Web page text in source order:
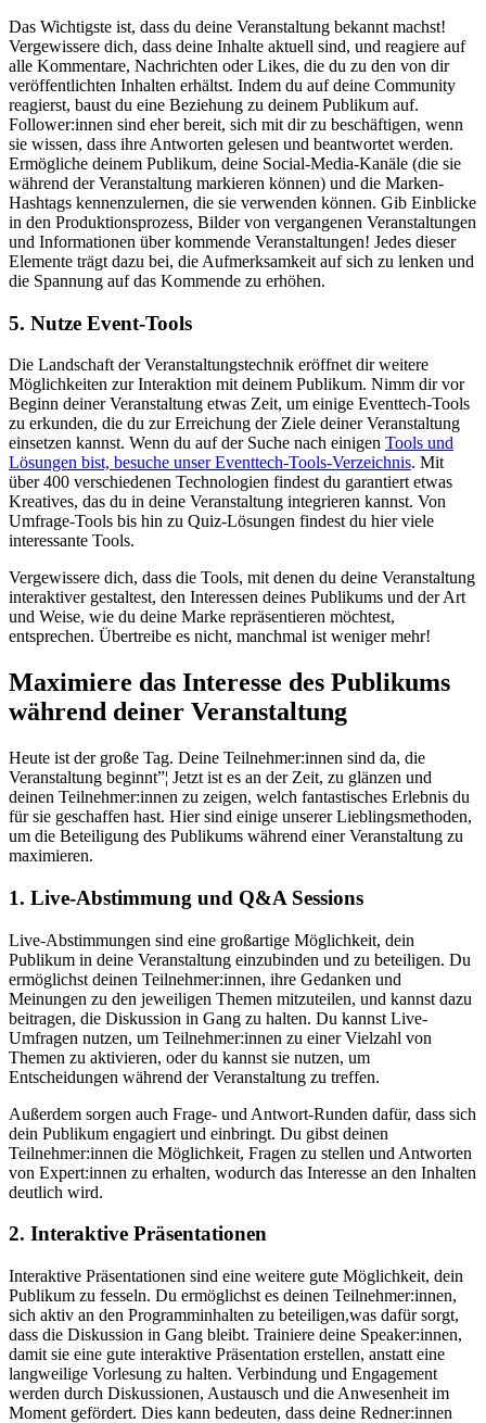
Das Wichtigste ist, dass du deine Veranstaltung bekannt machst!
Vergewissere dich, dass deine Inhalte aktuell sind, und reagiere auf
alle Kommentare, Nachrichten oder Likes, die du zu den von dir
veröffentlichten Inhalten erhältst. Indem du auf deine Community
reagierst, baust du eine Beziehung zu deinem Publikum auf.
Follower:innen sind eher bereit, sich mit dir zu beschäftigen, wenn
sie wissen, dass ihre Antworten gelesen und beantwortet werden.
Ermögliche deinem Publikum, deine Social-Media-Kanäle (die sie
während der Veranstaltung markieren können) und die Marken-
Hashtags kennenzulernen, die sie verwenden können. Gib Einblicke
in den Produktionsprozess, Bilder von vergangenen Veranstaltungen
und Informationen über kommende Veranstaltungen! Jedes dieser
Elemente trägt dazu bei, die Aufmerksamkeit auf sich zu lenken und
die Spannung auf das Kommende zu erhöhen.
5. Nutze Event-Tools
Die Landschaft der Veranstaltungstechnik eröffnet dir weitere
Möglichkeiten zur Interaktion mit deinem Publikum. Nimm dir vor
Beginn deiner Veranstaltung etwas Zeit, um einige Eventtech-Tools
zu erkunden, die du zur Erreichung der Ziele deiner Veranstaltung
einsetzen kannst. Wenn du auf der Suche nach einigen Tools und
Lösungen bist, besuche unser Eventtech-Tools-Verzeichnis. Mit
über 400 verschiedenen Technologien findest du garantiert etwas
Kreatives, das du in deine Veranstaltung integrieren kannst. Von
Umfrage-Tools bis hin zu Quiz-Lösungen findest du hier viele
interessante Tools.
Vergewissere dich, dass die Tools, mit denen du deine Veranstaltung
interaktiver gestaltest, den Interessen deines Publikums und der Art
und Weise, wie du deine Marke repräsentieren möchtest,
entsprechen. Übertreibe es nicht, manchmal ist weniger mehr!
Maximiere das Interesse des Publikums
während deiner Veranstaltung
Heute ist der große Tag. Deine Teilnehmer:innen sind da, die
Veranstaltung beginnt”¦ Jetzt ist es an der Zeit, zu glänzen und
deinen Teilnehmer:innen zu zeigen, welch fantastisches Erlebnis du
für sie geschaffen hast. Hier sind einige unserer Lieblingsmethoden,
um die Beteiligung des Publikums während einer Veranstaltung zu
maximieren.
1. Live-Abstimmung und Q&A Sessions
Live-Abstimmungen sind eine großartige Möglichkeit, dein
Publikum in deine Veranstaltung einzubinden und zu beteiligen. Du
ermöglichst deinen Teilnehmer:innen, ihre Gedanken und
Meinungen zu den jeweiligen Themen mitzuteilen, und kannst dazu
beitragen, die Diskussion in Gang zu halten. Du kannst Live-
Umfragen nutzen, um Teilnehmer:innen zu einer Vielzahl von
Themen zu aktivieren, oder du kannst sie nutzen, um
Entscheidungen während der Veranstaltung zu treffen.
Außerdem sorgen auch Frage- und Antwort-Runden dafür, dass sich
dein Publikum engagiert und einbringt. Du gibst deinen
Teilnehmer:innen die Möglichkeit, Fragen zu stellen und Antworten
von Expert:innen zu erhalten, wodurch das Interesse an den Inhalten
deutlich wird.
2. Interaktive Präsentationen
Interaktive Präsentationen sind eine weitere gute Möglichkeit, dein
Publikum zu fesseln. Du ermöglichst es deinen Teilnehmer:innen,
sich aktiv an den Programminhalten zu beteiligen,was dafür sorgt,
dass die Diskussion in Gang bleibt. Trainiere deine Speaker:innen,
damit sie eine gute interaktive Präsentation erstellen, anstatt eine
langweilige Vorlesung zu halten. Verbindung und Engagement
werden durch Diskussionen, Austausch und die Anwesenheit im
Moment gefördert. Dies kann bedeuten, dass deine Redner:innen